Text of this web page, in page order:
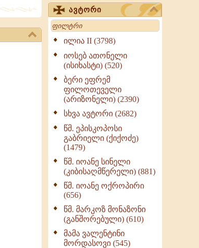
ქადაგებანი, სიტყვანი
(ნაწილი III) (723)
მოძღვრის ძალზე
სასარგებლო რჩევები
მრევლისათვის (545)
Wisdomge (514)
ქადაგებანი გაბრიელ
ეპისკოპოსისა - II ტომი
(370)
სულიერი ცხოვრების
სახელმძღვანელო -
ნაწილი II (369)
ღმერთი და ადამიანები
(287)
ბერის დიადემა (278)
მონაზვნური
გამოცდილების
ოთხი ასეული თავი
სიყვარულის შესახებ
(259)
ავტორი
Search
ილია II (3798)
იოსებ ათონელი
(ისიხასტი) (520)
ბერი ეფრემ
ფილოთეველი
(არიზონელი) (2390)
სხვა ავტორი (2682)
წმ. ეპისკოპოსი
გაბრიელი (ქიქოძე)
(1479)
წმ. იოანე სინელი
(კიბისაღმწერელი) (881)
წმ. იოანე ოქროპირი
(656)
წმ. მარკოზ მონაზონი
(განშორებული) (610)
მამა ვალენტინი
მორდასოვი (545)